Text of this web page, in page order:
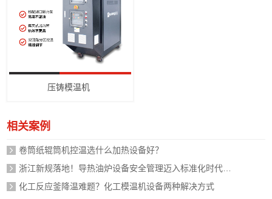
压铸模温机
相关案例
卷筒纸辊筒机控温选什么加热设备好？
化工反应釜降温难题？化工模温机设备两种解决方式